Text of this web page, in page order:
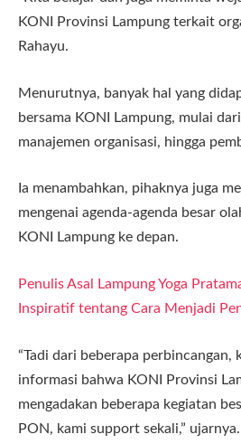
KONI Provinsi Lampung terkait
Rahayu.
Menurutnya, banyak hal yang
bersama KONI Lampung, mulai
manajemen organisasi, hingga
Ia menambahkan, pihaknya juga
mengenai agenda-agenda besar
KONI Lampung ke depan.
Penulis Asal Lampung Yoga
Inspiratif tentang Cara Menjadi
“Tadi dari beberapa perbincangan,
informasi bahwa KONI Provinsi
mengadakan beberapa kegiatan
PON, kami support sekali,” ujarnya.